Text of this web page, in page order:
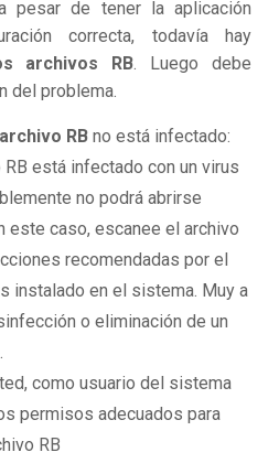
pesar de tener la aplicación
correcta, todavía hay
archivos RB. Luego debe
del problema.
archivo RB no está infectado:
está infectado con un virus
no podrá abrirse
este caso, escanee el archivo
recomendadas por el
instalado en el sistema. Muy a
o eliminación de un
como usuario del sistema
permisos adecuados para
RB